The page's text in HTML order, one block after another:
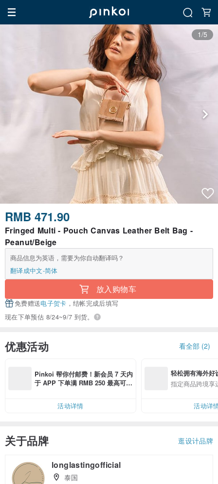
1/5
RMB 471.90
Fringed Multi - Pouch Canvas Leather Belt Bag -
Peanut/Beige
商品信息为英语，需要为你自动翻译吗？
翻译成中文-简体
放入购物车
免费赠送电子贺卡 ，结帐完成后填写
现在下单预估 8/24~9/7 到货。
优惠活动 看全部 (2)
Pinkoi 帮你付邮费！新会员 7 天内
于 APP 下单满 RMB 250 最高可折
活动详情
轻松拥有海外好
指定商品跨境享
活动详
关于品牌 逛设计品牌
longlastingofficial
泰国